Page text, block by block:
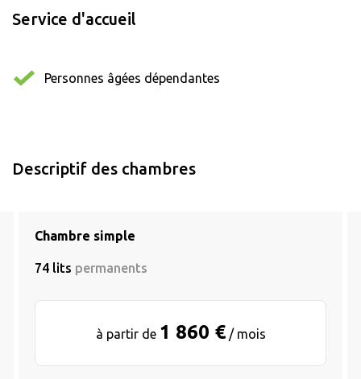
Service d'accueil
Personnes âgées dépendantes
Descriptif des chambres
Chambre simple
74 lits permanents
à partir de 1 860 €/ mois